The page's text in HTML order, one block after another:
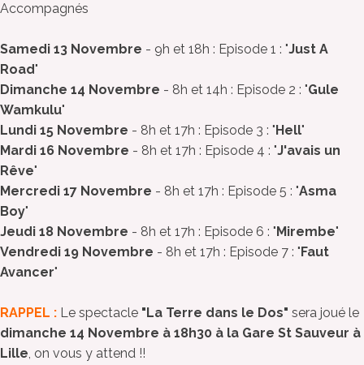
Accompagnés
Samedi 13 Novembre - 9h et 18h : Episode 1 : "Just A
Road"
Dimanche 14 Novembre - 8h et 14h : Episode 2 : "Gule
Wamkulu"
Lundi 15 Novembre - 8h et 17h : Episode 3 : "Hell"
Mardi 16 Novembre - 8h et 17h : Episode 4 : "J'avais un
Rêve"
Mercredi 17 Novembre - 8h et 17h : Episode 5 : "Asma
Boy"
Jeudi 18 Novembre - 8h et 17h : Episode 6 : "Mirembe"
Vendredi 19 Novembre - 8h et 17h : Episode 7 : "Faut
Avancer"
RAPPEL : Le spectacle "La Terre dans le Dos" sera joué le
dimanche 14 Novembre à 18h30 à la Gare St Sauveur à
Lille, on vous y attend !!